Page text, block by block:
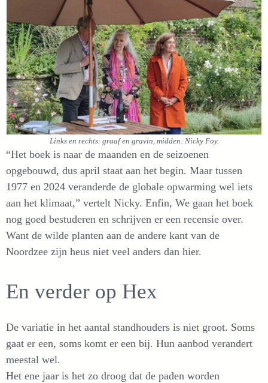
Links en rechts: graaf en gravin, midden: Nicky Foy.
“Het boek is naar de maanden en de seizoenen
opgebouwd, dus april staat aan het begin. Maar tussen
1977 en 2024 veranderde de globale opwarming wel iets
aan het klimaat,” vertelt Nicky. Enfin, We gaan het boek
nog goed bestuderen en schrijven er een recensie over.
Want de wilde planten aan de andere kant van de
Noordzee zijn heus niet veel anders dan hier.
En verder op Hex
De variatie in het aantal standhouders is niet groot. Soms
gaat er een, soms komt er een bij. Hun aanbod verandert
meestal wel.
Het ene jaar is het zo droog dat de paden worden